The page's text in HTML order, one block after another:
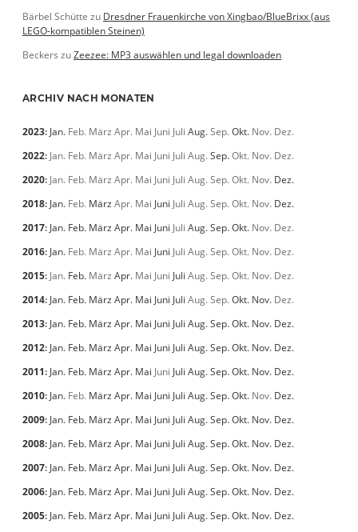
Bärbel Schütte zu Dresdner Frauenkirche von Xingbao/BlueBrixx (aus
LEGO-kompatiblen Steinen)
Beckers zuZeezee: MP3 auswählen und legal downloaden
ARCHIV NACH MONATEN
2023: Jan. Feb. März Apr. Mai Juni Juli Aug.Sep.Okt. Nov. Dez.
2022: Jan. Feb. März Apr. Mai Juni Juli Aug.Sep.Okt. Nov. Dez.
2020: Jan. Feb. März Apr. Mai Juni Juli Aug.Sep.Okt. Nov. Dez.
2018: Jan. Feb. März Apr. Mai Juni Juli Aug.Sep.Okt. Nov. Dez.
2017: Jan. Feb. März Apr. Mai Juni Juli Aug.Sep.Okt. Nov. Dez.
2016: Jan. Feb. März Apr. Mai Juni Juli Aug.Sep.Okt. Nov. Dez.
2015: Jan. Feb. März Apr. Mai Juni Juli Aug.Sep.Okt. Nov. Dez.
2014: Jan. Feb. März Apr. Mai Juni Juli Aug.Sep.Okt. Nov. Dez.
2013: Jan. Feb. März Apr. Mai Juni Juli Aug.Sep.Okt. Nov. Dez.
2012: Jan. Feb. März Apr. Mai Juni Juli Aug.Sep.Okt. Nov. Dez.
2011: Jan. Feb. März Apr. Mai Juni Juli Aug.Sep.Okt. Nov. Dez.
2010: Jan. Feb. März Apr. Mai Juni Juli Aug.Sep.Okt. Nov. Dez.
2009: Jan. Feb. März Apr. Mai Juni Juli Aug.Sep.Okt. Nov. Dez.
2008: Jan. Feb. März Apr. Mai Juni Juli Aug.Sep.Okt. Nov. Dez.
2007: Jan. Feb. März Apr. Mai Juni Juli Aug.Sep.Okt. Nov. Dez.
2006: Jan. Feb. März Apr. Mai Juni Juli Aug.Sep.Okt. Nov. Dez.
2005: Jan. Feb. März Apr. Mai Juni Juli Aug.Sep.Okt. Nov. Dez.